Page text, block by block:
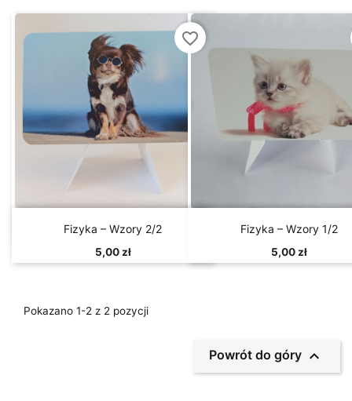
Szybki podgląd
Fizyka – Wzory 2/2
5,00 zł
favorite_border
Szybki podgląd
Fizyka – Wzory 1/2
5,00 zł
Pokazano 1-2 z 2 pozycji
Powrót do góry 